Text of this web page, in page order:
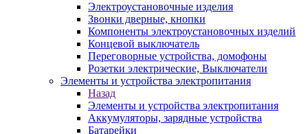
Электроустановочные изделия
Звонки дверные, кнопки
Компоненты электроустановочных изделий
Концевой выключатель
Переговорные устройства, домофоны
Розетки электрические, Выключатели
Элементы и устройства электропитания
Назад
Элементы и устройства электропитания
Аккумуляторы, зарядные устройства
Батарейки